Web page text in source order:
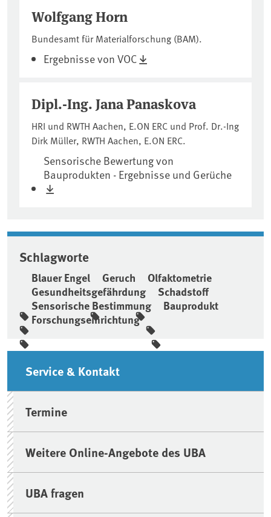
Wolfgang Horn
Bundesamt für Materialforschung (BAM).
Ergebnisse von VOC
Dipl.-Ing. Jana Panaskova
HRI und RWTH Aachen, E.ON ERC und Prof. Dr.-Ing
Dirk Müller, RWTH Aachen, E.ON ERC.
Sensorische Bewertung von
Bauprodukten - Ergebnisse und Gerüche
Schlagworte
Blauer Engel Geruch
Olfaktometrie
Gesundheitsgefährdung
Schadstoff
Sensorische Bestimmung
Bauprodukt
Forschungseinrichtung
Seitenleiste
Service & Kontakt
Termine
Weitere Online-Angebote des UBA
UBA fragen